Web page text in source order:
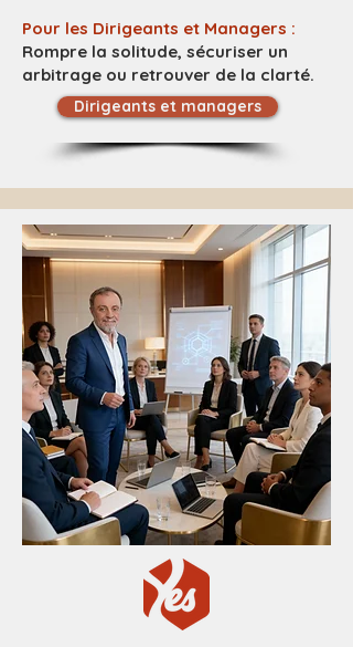
Pour les Dirigeants et Managers :
Rompre la solitude, sécuriser un
arbitrage ou retrouver de la clarté.
Dirigeants et managers